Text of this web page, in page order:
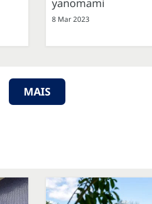
8 Mar 2023
MAIS